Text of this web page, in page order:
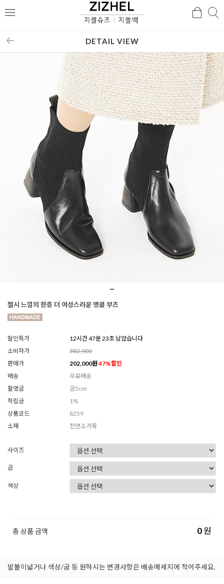
메
검
DETAIL VIEW
첼시 느낌의 한층 더 여성스러운 앵클 부츠
할인특가
12시간 47분 21초 남았습니다
소비자가
382,000
판매가
202,000원47%할인
배송
무료배송
촬영굽
굽5cm
적립금
1%
상품코드
8259
소재
천연소가죽
사이즈
굽
색상
총 상품 금액 0원
발볼이넓거나 색상/굽 등 원하시는 변경사항은 배송메세지에 적어주세요.